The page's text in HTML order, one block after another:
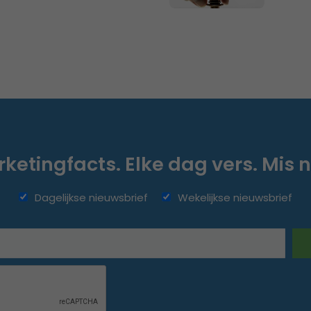
Elke dag vers. Mis
Dagelijkse nieuwsbrief Wekelijkse nieuwsbrief